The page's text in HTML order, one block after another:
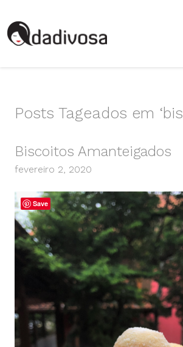
Posts Tageados em
Biscoitos Amanteigados
fevereiro 2, 2020
Save